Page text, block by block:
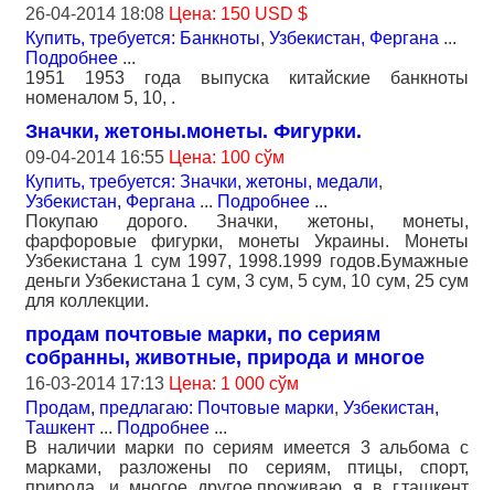
26-04-2014 18:08 Цена: 150 USD $
Купить, требуется: Банкноты, Узбекистан, Фергана ...
Подробнее ...
1951 1953 года выпуска китайские банкноты
номеналом 5, 10, .
Значки, жетоны.монеты. Фигурки.
09-04-2014 16:55 Цена: 100 сўм
Купить, требуется: Значки, жетоны, медали,
Узбекистан, Фергана ... Подробнее ...
Покупаю дорого. Значки, жетоны, монеты,
фарфоровые фигурки, монеты Украины. Монеты
Узбекистана 1 сум 1997, 1998.1999 годов.Бумажные
деньги Узбекистана 1 сум, 3 сум, 5 сум, 10 сум, 25 сум
для коллекции.
продам почтовые марки, по сериям
собранны, животные, природа и многое
16-03-2014 17:13 Цена: 1 000 сўм
Продам, предлагаю: Почтовые марки, Узбекистан,
Ташкент ... Подробнее ...
В наличии марки по сериям имеется 3 альбома с
марками, разложены по сериям, птицы, спорт,